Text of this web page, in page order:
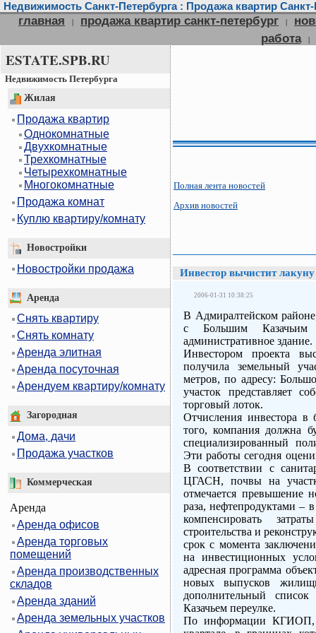
Недвижимость Санкт-Петербурга : Продажа квартир
главная | продажа квартир санкт-петербург |
работа
|
ESTATE.SPB.RU
Недвижимость Петербурга
Жилая
Продажа квартир
Однокомнатные
Двухкомнатные
Трехкомнатные
Четырехкомнатные
Многокомнатные
Продажа комнат
Куплю квартиру/комнату
Новостройки
Новостройки продажа
Аренда
Снять квартиру
Снять комнату
Аренда элитная
Аренда посуточная
Арендуем квартиру/комнату
Загородная
Дома, дачи
Продажа участков
Коммерческая
Аренда
Аренда офисов
Аренда торговых
помещений
Аренда производственных
складов
Аренда зданий
Аренда земельных участков
Полная лента новостей
Архив новостей
Инвестор вычистит лакуну
2006-01-31 10:38:25
В Адмиралтейском
с Большим Казачьим
административное здание.
Инвестором проекта
получила земельный
метров, по адресу:
участок представляет
торговый лоток.
Отчисления инвестора в
того, компания должна
специализированный
Эти работы сегодня
В соответствии с
ЦГАСН, почвы на
отмечается превышение
раза, нефтепродуктами –
компенсировать
строительства и
срок с момента
на инвестиционных
адресная программа
новых выпусков
дополнительный
Казачьем переулке.
По информации КГИОП,